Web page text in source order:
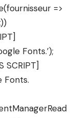
=>
Fonts.’);
SCRIPT]
Fonts.